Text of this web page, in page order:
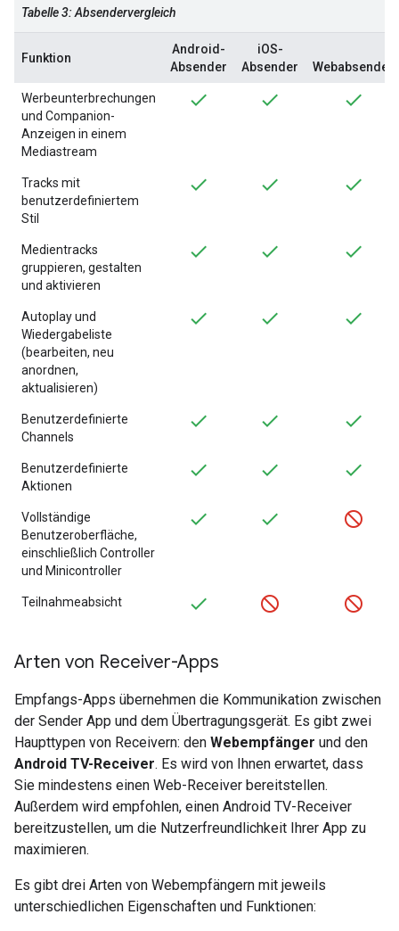
Tabelle 3: Absendervergleich
Funktion
Android-
Absender
iOS-
Absender
Webabsender
Werbeunterbrechungen
und Companion-
Anzeigen in einem
Mediastream
Tracks mit
benutzerdefiniertem
Stil
Medientracks
gruppieren, gestalten
und aktivieren
Autoplay und
Wiedergabeliste
(bearbeiten, neu
anordnen,
aktualisieren)
Benutzerdefinierte
Channels
Benutzerdefinierte
Aktionen
Vollständige
Benutzeroberfläche,
einschließlich Controller
und Minicontroller
Teilnahmeabsicht
Arten von Receiver-Apps
Empfangs-Apps übernehmen die Kommunikation zwischen
der Sender App und dem Übertragungsgerät. Es gibt zwei
Haupttypen von Receivern: den Webempfänger und den
Android TV-Receiver. Es wird von Ihnen erwartet, dass
Sie mindestens einen Web-Receiver bereitstellen.
Außerdem wird empfohlen, einen Android TV-Receiver
bereitzustellen, um die Nutzerfreundlichkeit Ihrer App zu
maximieren.
Es gibt drei Arten von Webempfängern mit jeweils
unterschiedlichen Eigenschaften und Funktionen: